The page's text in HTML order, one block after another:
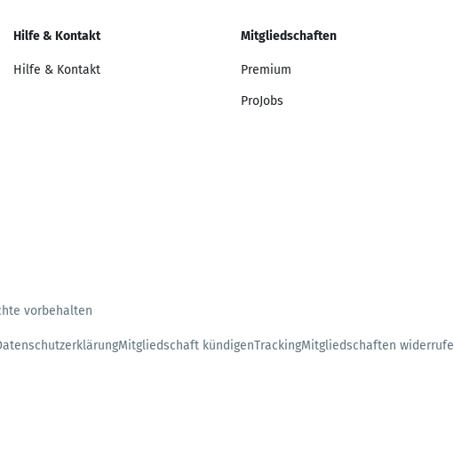
Hilfe & Kontakt
Hilfe & Kontakt
Mitgliedschaften
Premium
ProJobs
vorbehalten
Mitgliedschaft kündigenTrackingMitgliedschaften